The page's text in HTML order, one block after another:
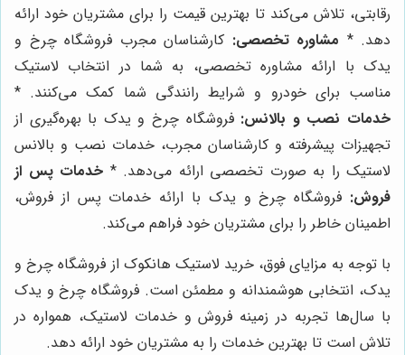
رقابتی، تلاش می‌کند تا بهترین قیمت را برای مشتریان خود ارائه
دهد. * مشاوره تخصصی: کارشناسان مجرب فروشگاه چرخ و
یدک با ارائه مشاوره تخصصی، به شما در انتخاب لاستیک
مناسب برای خودرو و شرایط رانندگی شما کمک می‌کنند. *
خدمات نصب و بالانس: فروشگاه چرخ و یدک با بهره‌گیری از
تجهیزات پیشرفته و کارشناسان مجرب، خدمات نصب و بالانس
لاستیک را به صورت تخصصی ارائه می‌دهد. * خدمات پس از
فروش: فروشگاه چرخ و یدک با ارائه خدمات پس از فروش،
اطمینان خاطر را برای مشتریان خود فراهم می‌کند.
با توجه به مزایای فوق، خرید لاستیک هانکوک از فروشگاه چرخ و
یدک، انتخابی هوشمندانه و مطمئن است. فروشگاه چرخ و یدک
با سال‌ها تجربه در زمینه فروش و خدمات لاستیک، همواره در
تلاش است تا بهترین خدمات را به مشتریان خود ارائه دهد.